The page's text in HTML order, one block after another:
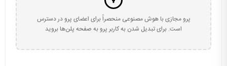
پرو مجازی با هوش مصنوعی منحصراً برای اعضای پرو در دسترس
است. برای تبدیل شدن به کاربر پرو به صفحه پلن‌ها بروید